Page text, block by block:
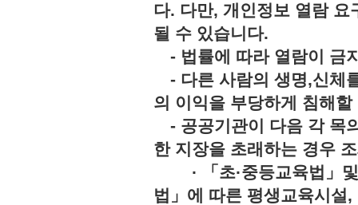
다. 다만, 개인정보 열람
될 수 있습니다.
- 법률에 따라 열람이
- 다른 사람의 생명,신체
의 이익을 부당하게 침
- 공공기관이 다음 각 목
한 지장을 초래하는 경우
· 「초·중등교육법」및
법」에 따른 평생교육시설